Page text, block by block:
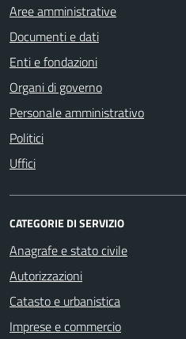
Aree amministrative
Documenti e dati
Enti e fondazioni
Organi di governo
Personale amministrativo
Politici
Uffici
CATEGORIE DI SERVIZIO
Anagrafe e stato civile
Autorizzazioni
Catasto e urbanistica
Imprese e commercio